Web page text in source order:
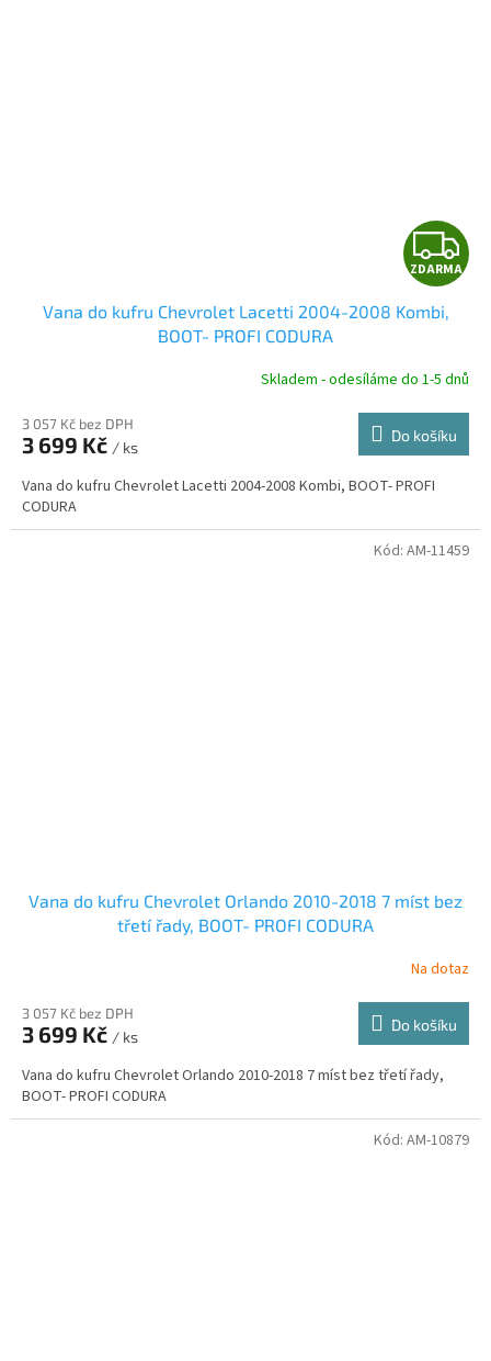
Z
D
R
ZDARMA
Vana do kufru Chevrolet Lacetti 2004-2008 Kombi,
BOOT- PROFI CODURA
Skladem - odesíláme do 1-5 dnů
3 057 Kč bez DPH
3 699 Kč / ks
Do košíku
Vana do kufru Chevrolet Lacetti 2004-2008 Kombi, BOOT- PROFI
CODURA
Vana do kufru Chevrolet Orlando 2010-2018 7 míst bez
třetí řady, BOOT- PROFI CODURA
Na dotaz
3 057 Kč bez DPH
3 699 Kč / ks
Do košíku
Vana do kufru Chevrolet Orlando 2010-2018 7 míst bez třetí řady,
BOOT- PROFI CODURA
Kód: AM-11459
Kód: AM-10879